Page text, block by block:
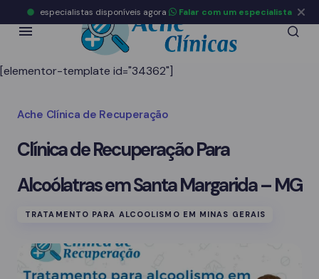
[elementor-template id="34362"]
Ache Clínica de Recuperação
Clínica de Recuperação Para
Alcoólatras em Santa Margarida – MG
TRATAMENTO PARA ALCOOLISMO EM MINAS GERAIS
especialistas disponíveis agora Falar com um especialista